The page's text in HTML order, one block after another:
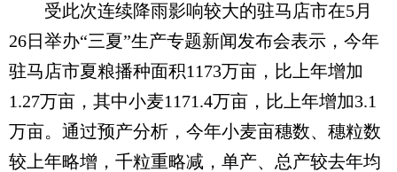
受此次连续降雨影响较大的驻马店市在5月
26日举办“三夏”生产专题新闻发布会表示，今年
驻马店市夏粮播种面积1173万亩，比上年增加
1.27万亩，其中小麦1171.4万亩，比上年增加3.1
万亩。通过预产分析，今年小麦亩穗数、穗粒数
较上年略增，千粒重略减，单产、总产较去年均